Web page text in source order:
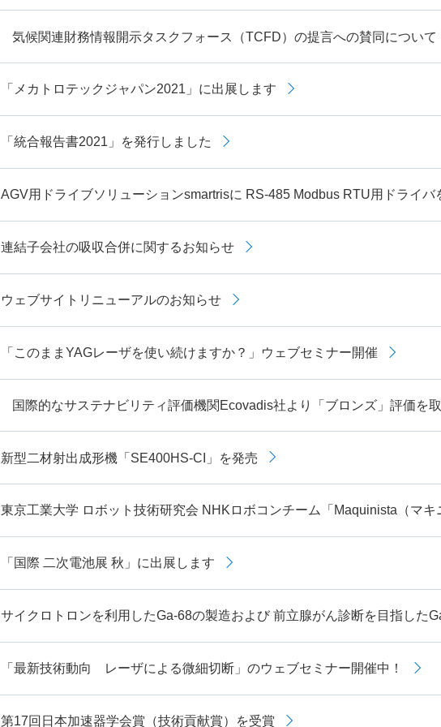
気候関連財務情報開示タスクフォース（TCFD）の提言への賛同について
「メカトロテックジャパン2021」に出展します
「統合報告書2021」を発行しました
AGV用ドライブソリューションsmartrisに RS-485 Modbus RTU用ドライバ
連結子会社の吸収合併に関するお知らせ
ウェブサイトリニューアルのお知らせ
「このままYAGレーザを使い続けますか？」ウェブセミナー開催
国際的なサステナビリティ評価機関Ecovadis社より「ブロンズ」評価を
新型二材射出成形機「SE400HS-CI」を発売
東京工業大学 ロボット技術研究会 NHKロボコンチーム「Maquinista（マ
「国際 二次電池展 秋」に出展します
サイクロトロンを利用したGa-68の製造および 前立腺がん診断を目指した
「最新技術動向 レーザによる微細切断」のウェブセミナー開催中！
第17回日本加速器学会賞（技術貢献賞）を受賞